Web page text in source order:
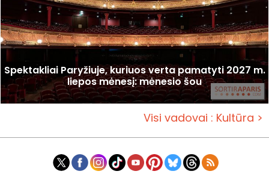
Spektakliai Paryžiuje, kuriuos verta pamatyti 2027 m.
liepos mėnesį: mėnesio šou
Visi vadovai : Kultūra >